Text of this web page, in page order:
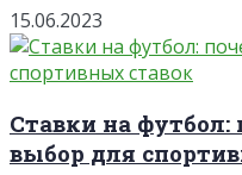
15.06.2023
Ставки на
выбор для